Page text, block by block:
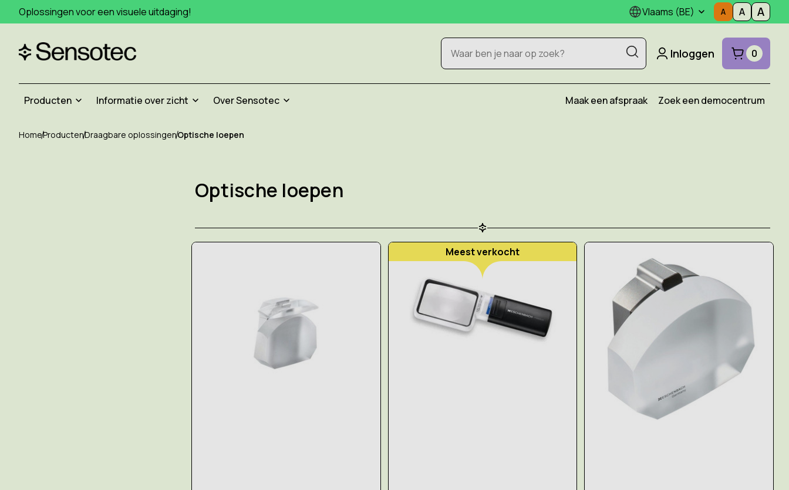
Oplossingen voor een visuele uitdaging! Vlaams (BE)
Zoeken
Inloggen 0
Producten Informatie over zicht Over Sensotec Maak een afspraak Zoek een democentrum
HomeProductenDraagbare oplossingenOptische loepen
Optische loepen
Meest verkocht